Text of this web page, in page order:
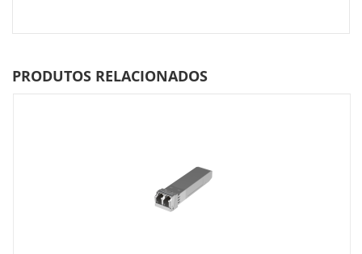
PRODUTOS RELACIONADOS